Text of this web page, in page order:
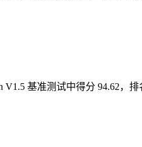
基准测试中得分 94.62，